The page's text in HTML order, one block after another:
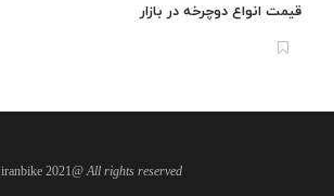
قیمت انواع دوچرخه در بازار
All rights reserved
@iranbike 2021